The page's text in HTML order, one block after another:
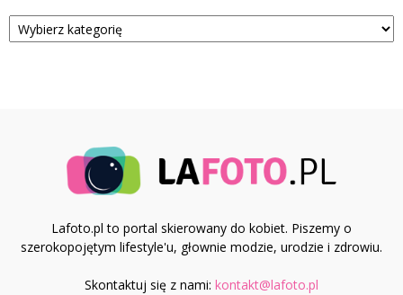
Kategorie
Lafoto.pl to portal skierowany do kobiet. Piszemy o
szerokopojętym lifestyle'u, głownie modzie, urodzie i zdrowiu.
Skontaktuj się z nami: kontakt@lafoto.pl